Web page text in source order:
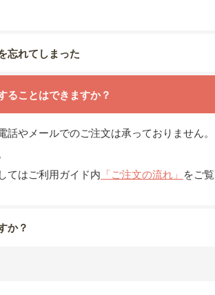
忘れてしまった
ることはできますか？
話やメールでのご注文は承っておりません
てはご利用ガイド内 「ご注文の流れ」 をご
か？